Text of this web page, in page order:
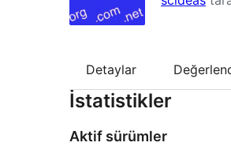
Detaylar
İstatistikler
Aktif sürümler